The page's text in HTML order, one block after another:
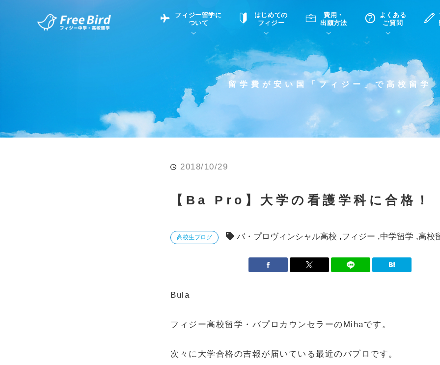
フィジー留学に
ついて
フィジー留学について 中学・高校留学の意義
はじめての
フィジー
滞在先
費用・
出願方法
高校留学
よくある
ご質問
フィジーでの生活Q&A ホームステイQ&A
現地高校Q&A
英語についてQ&A
フィジー留学通信TOP 学生インタビュー（在校生）
留学コラム
留学費が安い国「フィジー」で高校留学
2018/10/29
【Ba Pro】大学の看護学科に合格！
高校生ブログ バ・プロヴィンシャル高校 フィジー 中学留学 高校
Bula
フィジー高校留学・バプロカウンセラーのMihaです。
次々に大学合格の吉報が届いている最近のバプロです。